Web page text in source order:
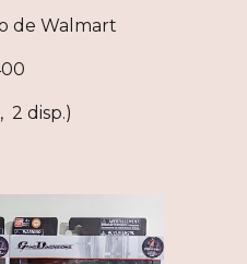
de Walmart
2 disp.)